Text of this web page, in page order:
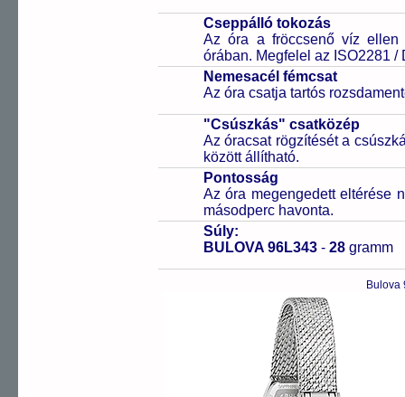
Cseppálló tokozás
Az óra a fröccsenő víz ellen
órában. Megfelel az ISO2281
Nemesacél fémcsat
Az óra csatja tartós
"Csúszkás" csatközép
Az óracsat rögzítését a
között állítható.
Pontosság
Az óra megengedett eltérése
másodperc havonta.
Súly:
BULOVA 96L343 - 28 gramm
Bulova